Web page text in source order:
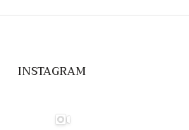
INSTAGRAM